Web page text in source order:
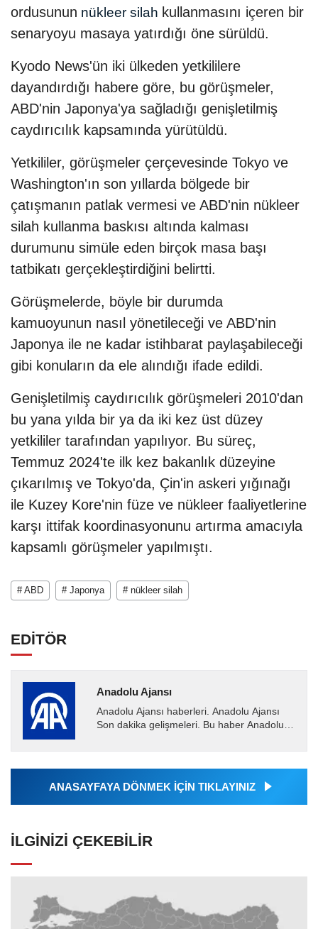
ordusunun nükleer silah kullanmasını içeren bir
senaryoyu masaya yatırdığı öne sürüldü.
Kyodo News'ün iki ülkeden yetkililere
dayandırdığı habere göre, bu görüşmeler,
ABD'nin Japonya'ya sağladığı genişletilmiş
caydırıcılık kapsamında yürütüldü.
Yetkililer, görüşmeler çerçevesinde Tokyo ve
Washington'ın son yıllarda bölgede bir
çatışmanın patlak vermesi ve ABD'nin nükleer
silah kullanma baskısı altında kalması
durumunu simüle eden birçok masa başı
tatbikatı gerçekleştirdiğini belirtti.
Görüşmelerde, böyle bir durumda
kamuoyunun nasıl yönetileceği ve ABD'nin
Japonya ile ne kadar istihbarat paylaşabileceği
gibi konuların da ele alındığı ifade edildi.
Genişletilmiş caydırıcılık görüşmeleri 2010'dan
bu yana yılda bir ya da iki kez üst düzey
yetkililer tarafından yapılıyor. Bu süreç,
Temmuz 2024'te ilk kez bakanlık düzeyine
çıkarılmış ve Tokyo'da, Çin'in askeri yığınağı
ile Kuzey Kore'nin füze ve nükleer faaliyetlerine
karşı ittifak koordinasyonunu artırma amacıyla
kapsamlı görüşmeler yapılmıştı.
# ABD # Japonya # nükleer silah
EDİTÖR
Anadolu Ajansı
Anadolu Ajansı haberleri. Anadolu Ajansı
Son dakika gelişmeleri. Bu haber Anadolu
Ajansı tarafından...
ANASAYFAYA DÖNMEK İÇİN TIKLAYINIZ
İLGINIZI ÇEKEBILIR